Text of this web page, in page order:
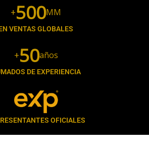
+500MM
VENTAS GLOBALES
+50años
DE EXPERIENCIA
OFICIALES